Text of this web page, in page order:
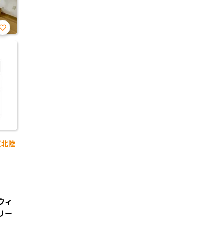
陸
お気
ィ
ー